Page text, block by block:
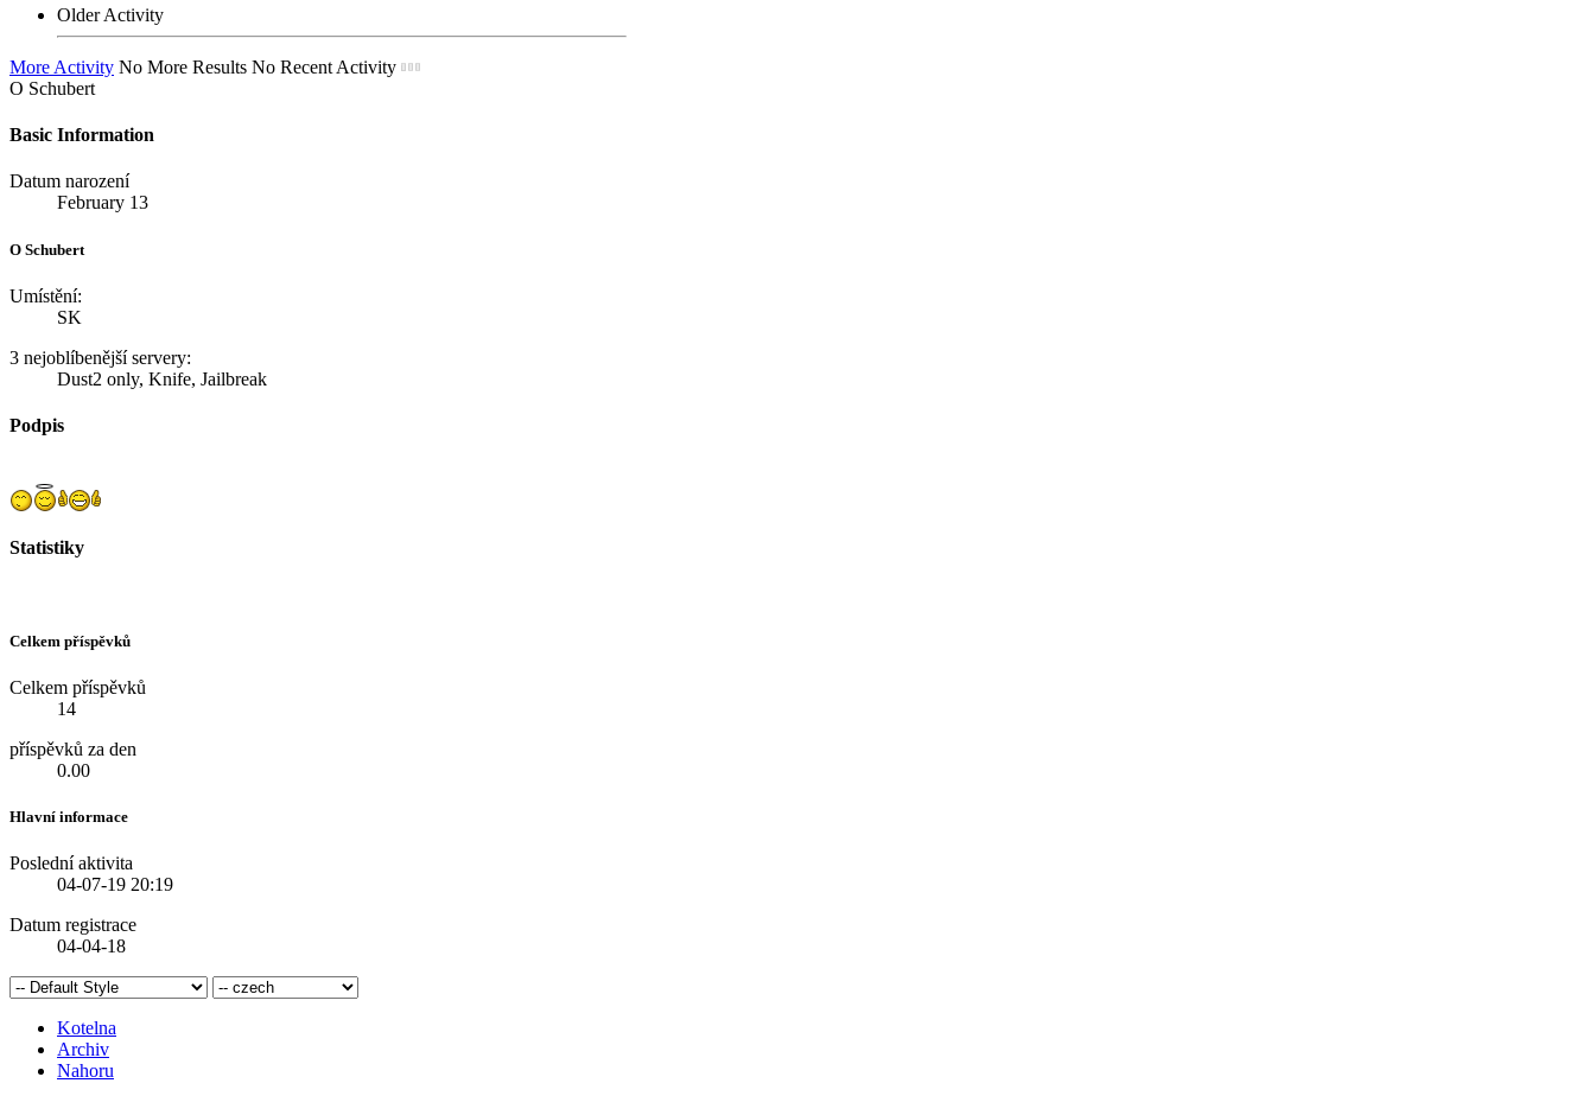
Older Activity
More Activity No More Results No Recent Activity
O Schubert
Basic Information
Datum narození
February 13
O Schubert
Umístění:
SK
3 nejoblíbenější servery:
Dust2 only, Knife, Jailbreak
Podpis
Statistiky
Celkem příspěvků
Celkem příspěvků
14
příspěvků za den
0.00
Hlavní informace
Poslední aktivita
04-07-19 20:19
Datum registrace
04-04-18
Kotelna
Archiv
Nahoru